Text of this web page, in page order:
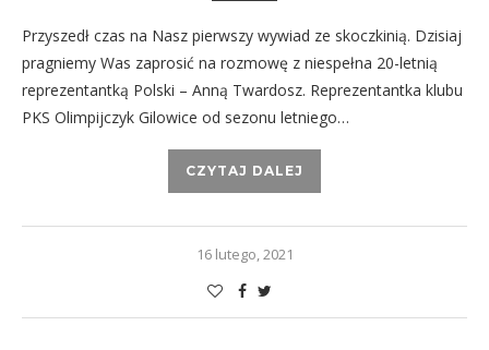
Przyszedł czas na Nasz pierwszy wywiad ze skoczkinią. Dzisiaj
pragniemy Was zaprosić na rozmowę z niespełna 20-letnią
reprezentantką Polski – Anną Twardosz. Reprezentantka klubu
PKS Olimpijczyk Gilowice od sezonu letniego…
CZYTAJ DALEJ
16 lutego, 2021